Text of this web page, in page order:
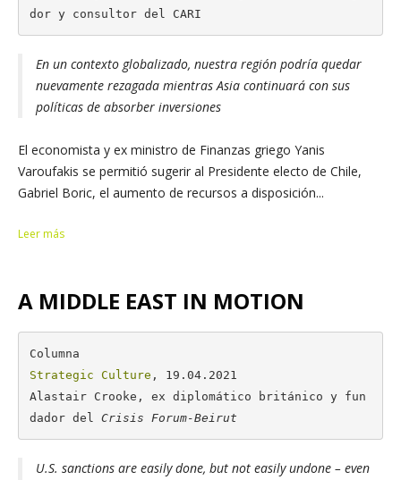
dor y consultor del CARI
En un contexto globalizado, nuestra región podría quedar
nuevamente rezagada mientras Asia continuará con sus
políticas de absorber inversiones
El economista y ex ministro de Finanzas griego Yanis
Varoufakis se permitió sugerir al Presidente electo de Chile,
Gabriel Boric, el aumento de recursos a disposición...
Leer más
A MIDDLE EAST IN MOTION
Strategic Culture , 19.04.2021
Alastair Crooke, ex diplomático británico y fun
dador del Crisis Forum-Beirut
U.S. sanctions are easily done, but not easily undone – even